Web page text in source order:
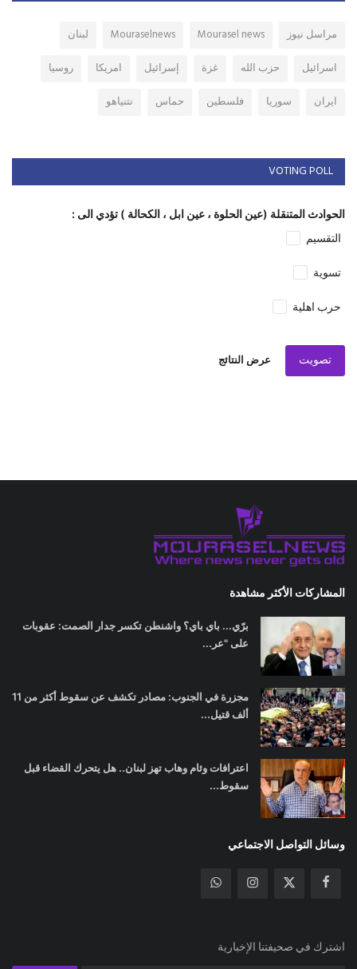
مراسل نيوز Mourasel news
Mouraselnews
لبنان
اسرائيل
حزب الله غزة إسرائيل امريكا
روسيا
ايران
سوريا فلسطين حماس نتنياهو
VOTING POLL
الحوادث المتنقلة (عين الحلوة ، عين ابل ، الكحالة ) تؤدي الى :
التقسيم
تسوية
حرب اهلية
تصويت عرض النتائج
المشاركات الأكثر مشاهدة
برّي... باي باي؟ واشنطن تكسر جدار الصمت: عقوبات
على "عر...
مجزرة في الجنوب: مصادر تكشف عن سقوط أكثر من 11
ألف قتيل...
اعترافات وئام وهاب تهز لبنان.. هل يتحرك القضاء قبل
سقوط...
وسائل التواصل الاجتماعي
اشترك في صحيفتنا الإخبارية